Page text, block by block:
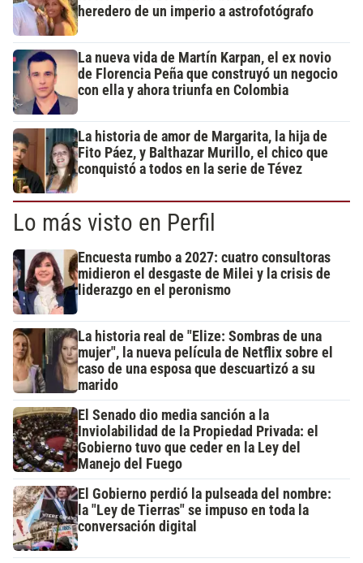
heredero de un imperio a astrofotógrafo
La nueva vida de Martín Karpan, el ex novio
de Florencia Peña que construyó un negocio
con ella y ahora triunfa en Colombia
La historia de amor de Margarita, la hija de
Fito Páez, y Balthazar Murillo, el chico que
conquistó a todos en la serie de Tévez
Lo más visto en Perfil
Encuesta rumbo a 2027: cuatro consultoras
midieron el desgaste de Milei y la crisis de
liderazgo en el peronismo
La historia real de "Elize: Sombras de una
mujer", la nueva película de Netflix sobre el
caso de una esposa que descuartizó a su
marido
El Senado dio media sanción a la
Inviolabilidad de la Propiedad Privada: el
Gobierno tuvo que ceder en la Ley del
Manejo del Fuego
El Gobierno perdió la pulseada del nombre:
la "Ley de Tierras" se impuso en toda la
conversación digital